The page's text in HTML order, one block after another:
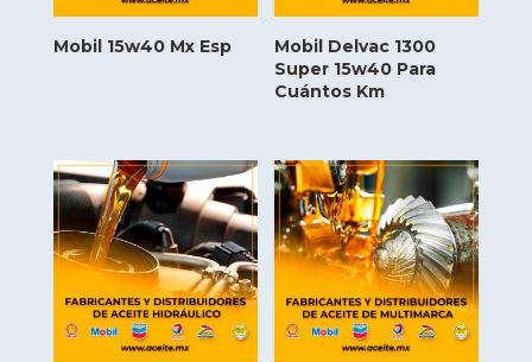
Mobil 15w40 Mx Esp
Mobil Delvac 1300
Super 15w40 Para
Cuántos Km